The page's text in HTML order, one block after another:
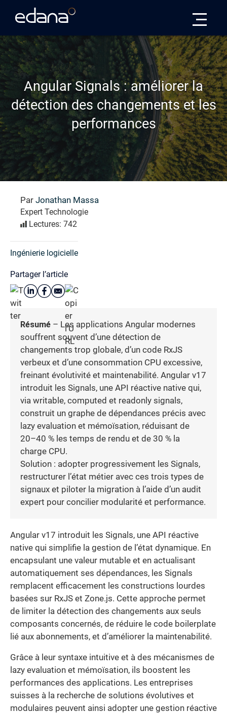
Angular Signals : améliorer la
détection des changements et les
performances
Par Jonathan Massa
Expert Technologie
Lectures: 742
Ingénierie logicielle
Partager l’article
Résumé – Les applications Angular modernes
souffrent souvent d’une détection de
changements trop globale, d’un code RxJS
verbeux et d’une consommation CPU excessive,
freinant évolutivité et maintenabilité. Angular v17
introduit les Signals, une API réactive native qui,
via writable, computed et readonly signals,
construit un graphe de dépendances précis avec
lazy evaluation et mémoïsation, réduisant de
20–40 % les temps de rendu et de 30 % la
charge CPU.
Solution : adopter progressivement les Signals,
restructurer l’état métier avec ces trois types de
signaux et piloter la migration à l’aide d’un audit
expert pour concilier modularité et performance.
Angular v17 introduit les Signals, une API réactive
native qui simplifie la gestion de l’état dynamique. En
encapsulant une valeur mutable et en actualisant
automatiquement ses dépendances, les Signals
remplacent efficacement les constructions lourdes
basées sur RxJS et Zone.js. Cette approche permet
de limiter la détection des changements aux seuls
composants concernés, de réduire le code boilerplate
lié aux abonnements, et d’améliorer la maintenabilité.
Grâce à leur syntaxe intuitive et à des mécanismes de
lazy evaluation et mémoïsation, ils boostent les
performances des applications. Les entreprises
suisses à la recherche de solutions évolutives et
modulaires peuvent ainsi adopter une gestion réactive